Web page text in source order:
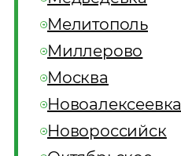
Мелитополь
Миллерово
Москва
Новоалексеевка
Новороссийск